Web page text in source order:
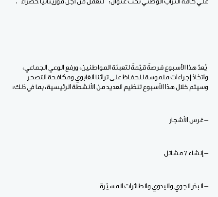
علي كافة التراب الوطني تحت عنوان: “لنعمل من أجل موريتانيا خضراء”.
يُعدّ هذا الأسبوع فرصةً قيّمةً لتعبئة المواطنين، ورفع الوعي الجماعي،
واتخاذ إجراءات ملموسة للحفاظ على تراثنا الغابوي ومكافحة التصحر
وسيتم خلال هذا الأسبوع تنظيم العديد من الأنشطة الرئيسية، بما في ذلك:
– غرس الأشجار
– إنشاء 7 مشاتل
– البذر الجوي واليدوي والطائرات المسيّرة